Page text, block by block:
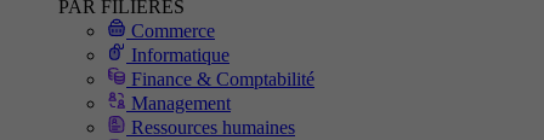
PAR FILIÈRES
Commerce
Informatique
Finance & Comptabilité
Management
Ressources humaines